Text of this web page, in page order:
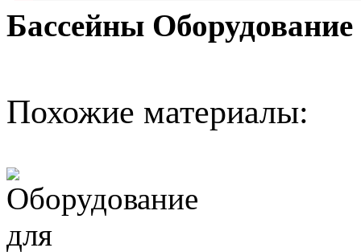
Бассейны Оборудование
Похожие материалы: